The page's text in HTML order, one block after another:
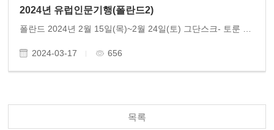
2024년 유럽인문기행(폴란드2)
폴란드 2024년 2월 15일(목)~2월 24일(토) 그단스크- 토룬 -바르샤바- 크라푸트- 브로츠와프 참여 : 14명
2024-03-17 656
목록